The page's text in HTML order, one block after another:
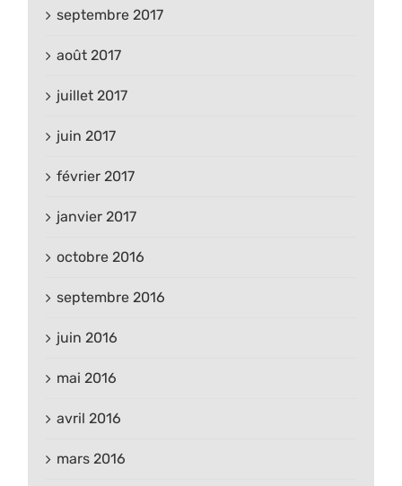
septembre 2017
août 2017
juillet 2017
juin 2017
février 2017
janvier 2017
octobre 2016
septembre 2016
juin 2016
mai 2016
avril 2016
mars 2016